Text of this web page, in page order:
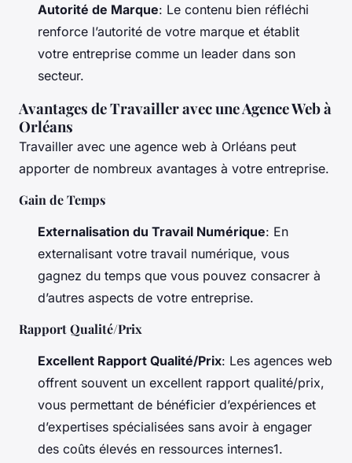
Autorité de Marque: Le contenu bien réfléchi
renforce l’autorité de votre marque et établit
votre entreprise comme un leader dans son
secteur.
Avantages de Travailler avec une Agence Web à
Orléans
Travailler avec une agence web à Orléans peut
apporter de nombreux avantages à votre entreprise.
Gain de Temps
Externalisation du Travail Numérique: En
externalisant votre travail numérique, vous
gagnez du temps que vous pouvez consacrer à
d’autres aspects de votre entreprise.
Rapport Qualité/Prix
Excellent Rapport Qualité/Prix: Les agences web
offrent souvent un excellent rapport qualité/prix,
vous permettant de bénéficier d’expériences et
d’expertises spécialisées sans avoir à engager
des coûts élevés en ressources internes1.